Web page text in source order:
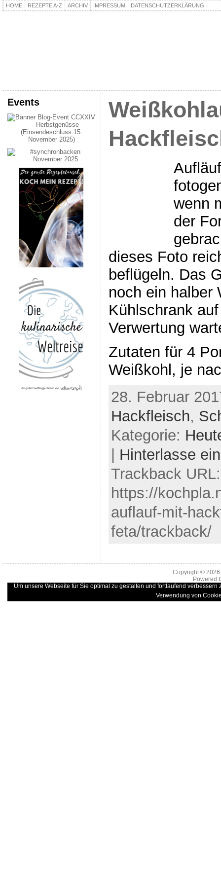
HOME REZEPTE A-Z ARCHIV IMPRESSUM DATENSCHUTZERKLÄRUNG
Events
wenn
der
dieses Foto
beflügeln. Das
noch ein halber
Kühlschrank
Verwertung
Zutaten für 4
Weißkohl, je
28. Februar
Hackfleisch,
Kategorie:
Hinterlasse
Trackback URL:
https://
auflauf-mit-
feta/trackback/
Copyright ©
Powered
Um unsere Webseite für Sie optimal zu gestalten und fortlaufend
Verwendung von